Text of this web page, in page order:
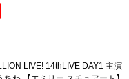
LIVE! 14thLIVE DAY1 主演